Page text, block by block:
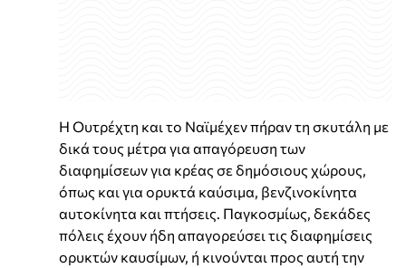
Η Ουτρέχτη και το Ναϊμέχεν πήραν τη σκυτάλη με
δικά τους μέτρα για απαγόρευση των
διαφημίσεων για κρέας σε δημόσιους χώρους,
όπως και για ορυκτά καύσιμα, βενζινοκίνητα
αυτοκίνητα και πτήσεις. Παγκοσμίως, δεκάδες
πόλεις έχουν ήδη απαγορεύσει τις διαφημίσεις
ορυκτών καυσίμων, ή κινούνται προς αυτή την